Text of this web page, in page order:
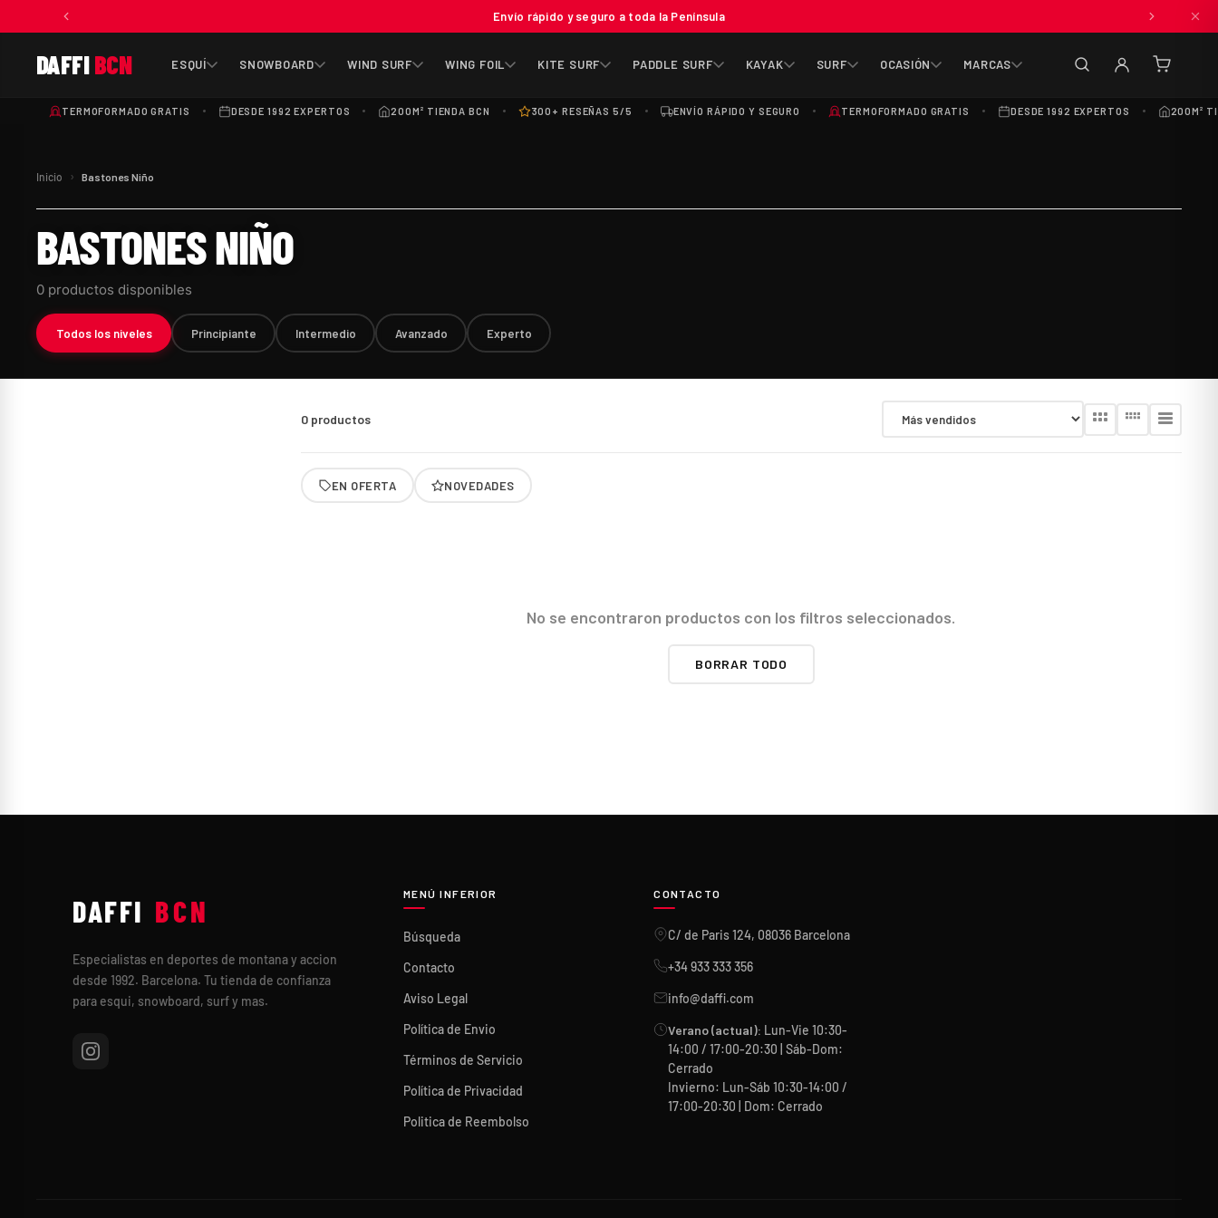
Envío rápido y seguro a toda la Península
DAFFIBCN ESQUÍ SNOWBOARD WIND SURF WING FOIL KITE SURF PADDLE SURF KAYAK SURF OCASIÓN MARCAS
(0
TERMOFORMADO GRATIS DESDE 1992 EXPERTOS 200M² TIENDA BCN 300+ RESEÑAS 5/5 ENVÍO RÁPIDO Y SEGURO TERMOFORMADO GRATIS DESDE 1992 EXPERTOS 200M²
Inicio › Bastones Niño
BASTONES NIÑO
0 productos disponibles
Todos los niveles Principiante Intermedio Avanzado Experto
0 productos
EN OFERTA NOVEDADES
No se encontraron productos con los filtros seleccionados.
BORRAR TODO
DAFFI BCN
Especialistas en deportes de montana y accion
desde 1992. Barcelona. Tu tienda de confianza
para esqui, snowboard, surf y mas.
MENÚ INFERIOR
Búsqueda
Contacto
Aviso Legal
Política de Envio
Términos de Servicio
Política de Privacidad
Politica de Reembolso
CONTACTO
C/ de Paris 124, 08036 Barcelona
+34 933 333 356
info@daffi.com
Verano (actual): Lun-Vie 10:30-
14:00 / 17:00-20:30 | Sáb-Dom:
Cerrado
Invierno: Lun-Sáb 10:30-14:00 /
17:00-20:30 | Dom: Cerrado